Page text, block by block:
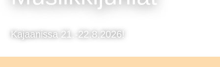
Kajaanissa 21.-22.8.2026!